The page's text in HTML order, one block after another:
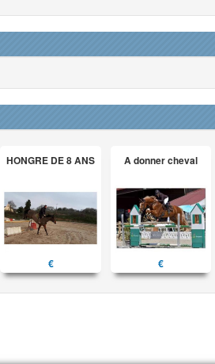
HONGRE DE 8 ANS
€
A donner cheval
€